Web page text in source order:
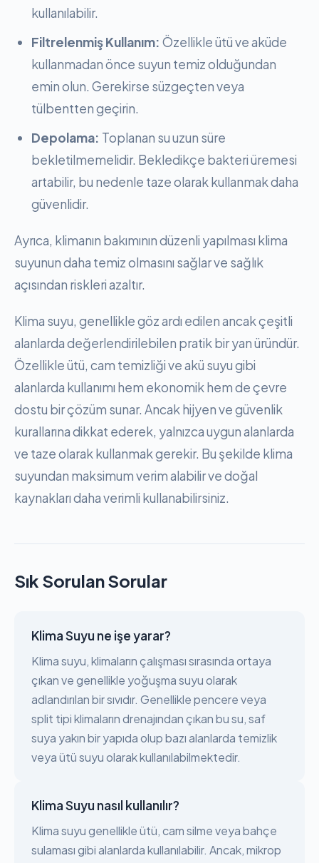
kullanılabilir.
Filtrelenmiş Kullanım: Özellikle ütü ve aküde
kullanmadan önce suyun temiz olduğundan
emin olun. Gerekirse süzgeçten veya
tülbentten geçirin.
Depolama: Toplanan su uzun süre
bekletilmemelidir. Bekledikçe bakteri üremesi
artabilir, bu nedenle taze olarak kullanmak daha
güvenlidir.
Ayrıca, klimanın bakımının düzenli yapılması klima
suyunun daha temiz olmasını sağlar ve sağlık
açısından riskleri azaltır.
Klima suyu, genellikle göz ardı edilen ancak çeşitli
alanlarda değerlendirilebilen pratik bir yan üründür.
Özellikle ütü, cam temizliği ve akü suyu gibi
alanlarda kullanımı hem ekonomik hem de çevre
dostu bir çözüm sunar. Ancak hijyen ve güvenlik
kurallarına dikkat ederek, yalnızca uygun alanlarda
ve taze olarak kullanmak gerekir. Bu şekilde klima
suyundan maksimum verim alabilir ve doğal
kaynakları daha verimli kullanabilirsiniz.
Sık Sorulan Sorular
Klima Suyu ne işe yarar?
Klima suyu, klimaların çalışması sırasında ortaya
çıkan ve genellikle yoğuşma suyu olarak
adlandırılan bir sıvıdır. Genellikle pencere veya
split tipi klimaların drenajından çıkan bu su, saf
suya yakın bir yapıda olup bazı alanlarda temizlik
veya ütü suyu olarak kullanılabilmektedir.
Klima Suyu nasıl kullanılır?
Klima suyu genellikle ütü, cam silme veya bahçe
sulaması gibi alanlarda kullanılabilir. Ancak, mikrop